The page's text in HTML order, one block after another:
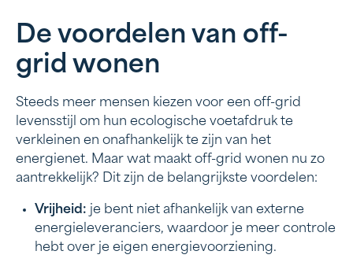
De voordelen van off-
grid wonen
Steeds meer mensen kiezen voor een off-grid
levensstijl om hun ecologische voetafdruk te
verkleinen en onafhankelijk te zijn van het
energienet. Maar wat maakt off-grid wonen nu zo
aantrekkelijk? Dit zijn de belangrijkste voordelen:
Vrijheid: je bent niet afhankelijk van externe
energieleveranciers, waardoor je meer controle
hebt over je eigen energievoorziening.